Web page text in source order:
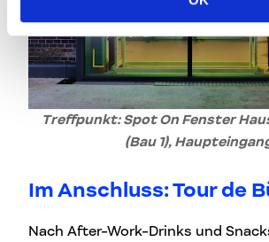
Treffpunkt: Spot On Fenster
(Bau 1),
Im Anschluss: Tour de
Nach After-Work-Drinks und